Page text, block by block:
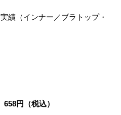
績（インナー／ブラトップ・
円（税込）